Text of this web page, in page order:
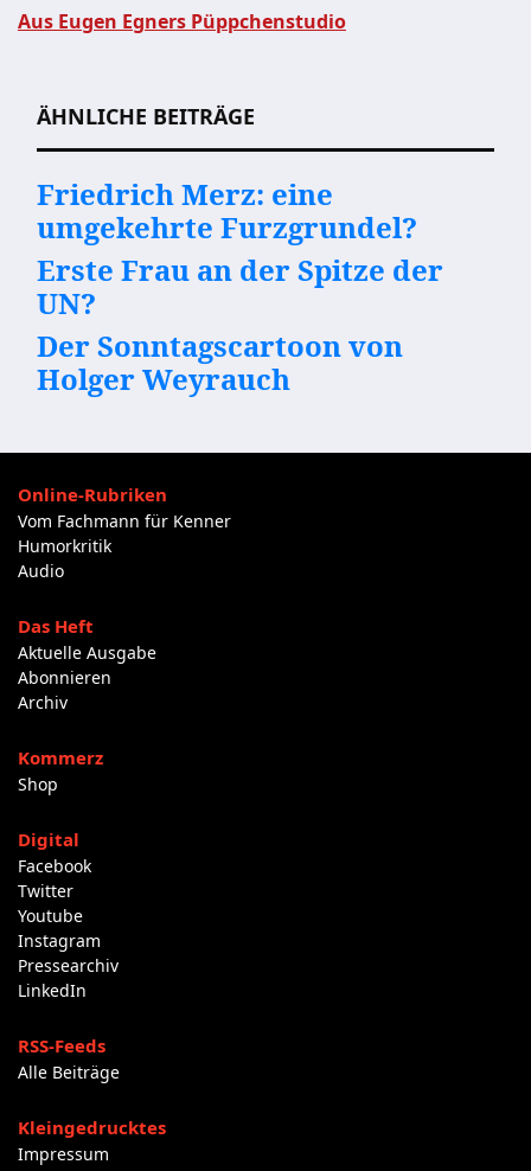
Aus Eugen Egners Püppchenstudio
ÄHNLICHE BEITRÄGE
Friedrich Merz: eine
umgekehrte Furzgrundel?
Erste Frau an der Spitze der
UN?
Der Sonntagscartoon von
Holger Weyrauch
Online-Rubriken
Vom Fachmann für Kenner
Humorkritik
Audio
Das Heft
Aktuelle Ausgabe
Abonnieren
Archiv
Kommerz
Shop
Digital
Facebook
Twitter
Youtube
Instagram
Pressearchiv
LinkedIn
RSS-Feeds
Alle Beiträge
Kleingedrucktes
Impressum